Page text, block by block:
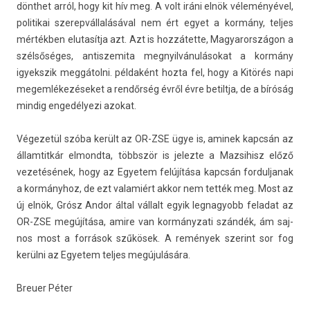
dönthet arról, hogy kit hív meg. A volt iráni elnök véleményével,
politikai szerep­vállalásáv­al nem ért egyet a kormány, tel­jes
mértékben elutasít­ja azt. Azt is hozzátette, Magyarországon a
szélsőséges, anti­szemita meg­nyil­vánulásokat a kormány
igyekszik meggátolni. példaként hozta fel, hogy a Kitörés napi
megem­lékezéseket a rendőrség évről évre bet­iltja, de a bíróság
min­dig engedélyezi azokat.
Végezetül szóba került az OR-ZSE ügye is, aminek kapcsán az
állam­titkár el­mondta, többször is jelez­te a Maz­sihisz előző
vezetésének, hogy az Egyetem felújítása kapcsán for­duljanak
a kormányhoz, de ezt valamiért akkor nem tették meg. Most az
új elnök, Grósz Andor által vállalt egyik leg­nagyobb feladat az
OR-ZSE megújítása, amire van kor­mányzati szándék, ám saj­
nos most a források szűkösek. A remények szerint sor fog
kerülni az Egyetem tel­jes megújulására.
Breu­er Péter